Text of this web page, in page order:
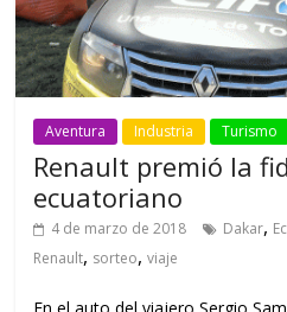
Aventura Industria Turismo
Renault premió la
ecuatoriano
4 de marzo de 2018 Dakar,
Renault, sorteo,viaje